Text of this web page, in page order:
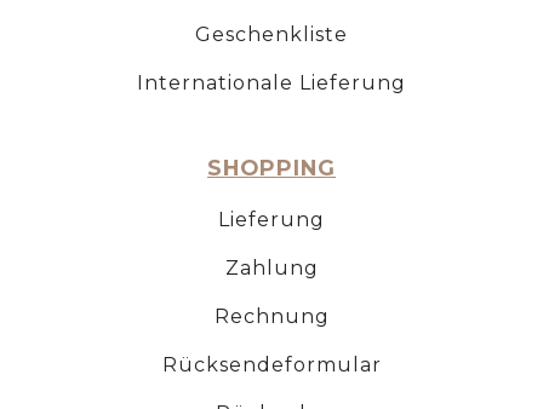
Geschenkliste
Internationale Lieferung
SHOPPING
Lieferung
Zahlung
Rechnung
Rücksendeformular